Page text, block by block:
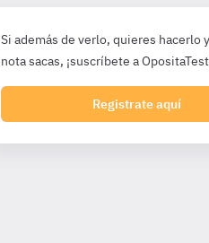
Si además de verlo, quieres hacerlo
nota sacas, ¡suscríbete a
Registrate aquí